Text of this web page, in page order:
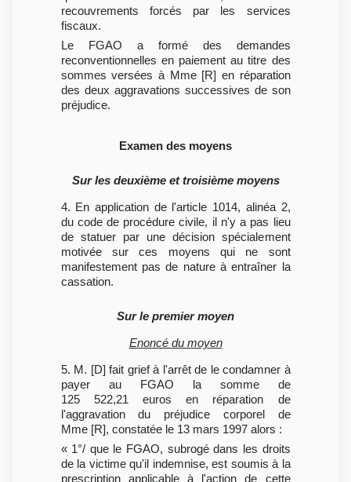
recouvrements forcés par les services
fiscaux.
Le FGAO a formé des demandes
reconventionnelles en paiement au titre des
sommes versées à Mme [R] en réparation
des deux aggravations successives de son
préjudice.
Examen des moyens
Sur les deuxième et troisième moyens
4. En application de l'article 1014, alinéa 2,
du code de procédure civile, il n'y a pas lieu
de statuer par une décision spécialement
motivée sur ces moyens qui ne sont
manifestement pas de nature à entraîner la
cassation.
Sur le premier moyen
Enoncé du moyen
5. M. [D] fait grief à l'arrêt de le condamner à
payer au FGAO la somme de
125 522,21 euros en réparation de
l'aggravation du préjudice corporel de
Mme [R], constatée le 13 mars 1997 alors :
« 1°/ que le FGAO, subrogé dans les droits
de la victime qu'il indemnise, est soumis à la
prescription applicable à l'action de cette